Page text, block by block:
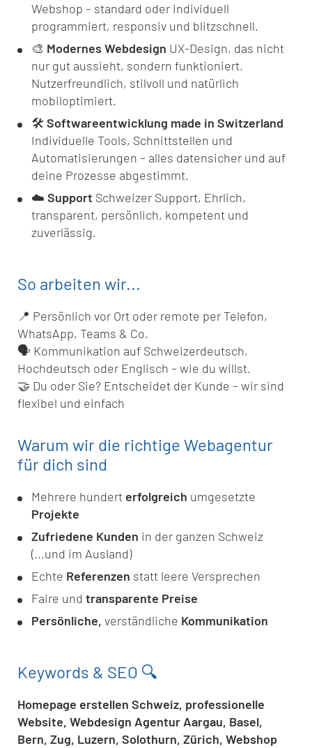
Webshop – standard oder individuell
programmiert, responsiv und blitzschnell.
🎨 Modernes Webdesign UX-Design, das nicht
nur gut aussieht, sondern funktioniert.
Nutzerfreundlich, stilvoll und natürlich
mobiloptimiert.
🛠️ Softwareentwicklung made in Switzerland
Individuelle Tools, Schnittstellen und
Automatisierungen – alles datensicher und auf
deine Prozesse abgestimmt.
☁️ Support Schweizer Support, Ehrlich,
transparent, persönlich, kompetent und
zuverlässig.
So arbeiten wir...
📍 Persönlich vor Ort oder remote per Telefon,
WhatsApp, Teams & Co.
🗣️ Kommunikation auf Schweizerdeutsch,
Hochdeutsch oder Englisch – wie du willst.
🤝 Du oder Sie? Entscheidet der Kunde – wir sind
flexibel und einfach
Warum wir die richtige Webagentur
für dich sind
Mehrere hundert erfolgreich umgesetzte
Projekte
Zufriedene Kunden in der ganzen Schweiz
(...und im Ausland)
Echte Referenzen statt leere Versprechen
Faire und transparente Preise
Persönliche, verständliche Kommunikation
Keywords & SEO 🔍
Homepage erstellen Schweiz, professionelle
Website, Webdesign Agentur Aargau, Basel,
Bern, Zug, Luzern, Solothurn, Zürich, Webshop